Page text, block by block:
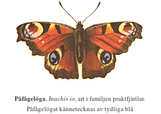
Påfågelöga,Inachis io, art i familjen praktfjärilar.
Påfågelögat kännetecknas av tydliga blå